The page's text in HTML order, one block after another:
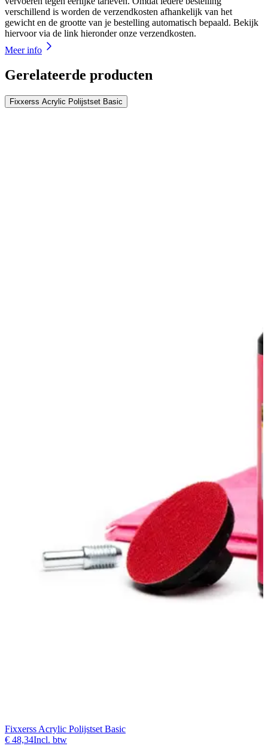
verschillend is worden de verzendkosten afhankelijk van het
gewicht en de grootte van je bestelling automatisch bepaald. Bekijk
hiervoor via de link hieronder onze verzendkosten.
Meer info
Gerelateerde producten
Fixxerss Acrylic Polijstset Basic
Fixxerss Acrylic Polijstset Basic
€ 48,34Incl. btw